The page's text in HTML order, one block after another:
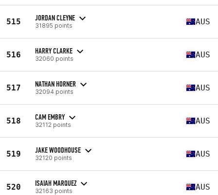
515 JORDAN CLEYNE
31895 points AUS
516 HARRY CLARKE
32060 points AUS
517 NATHAN HORNER
32094 points AUS
518 CAM EMBRY
32112 points AUS
519 JAKE WOODHOUSE
32120 points AUS
520 ISAIAH MARQUEZ
32163 points AUS